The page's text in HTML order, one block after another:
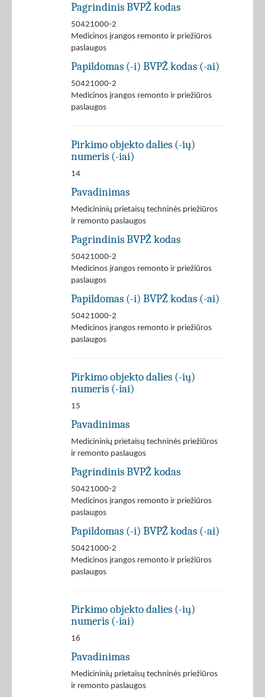
Pagrindinis BVPŽ kodas
50421000-2
Medicinos įrangos remonto ir priežiūros
paslaugos
Papildomas (-i) BVPŽ kodas (-ai)
50421000-2
Medicinos įrangos remonto ir priežiūros
paslaugos
Pirkimo objekto dalies (-ių)
numeris (-iai)
14
Pavadinimas
Medicininių prietaisų techninės priežiūros
ir remonto paslaugos
Pagrindinis BVPŽ kodas
50421000-2
Medicinos įrangos remonto ir priežiūros
paslaugos
Papildomas (-i) BVPŽ kodas (-ai)
50421000-2
Medicinos įrangos remonto ir priežiūros
paslaugos
Pirkimo objekto dalies (-ių)
numeris (-iai)
15
Pavadinimas
Medicininių prietaisų techninės priežiūros
ir remonto paslaugos
Pagrindinis BVPŽ kodas
50421000-2
Medicinos įrangos remonto ir priežiūros
paslaugos
Papildomas (-i) BVPŽ kodas (-ai)
50421000-2
Medicinos įrangos remonto ir priežiūros
paslaugos
Pirkimo objekto dalies (-ių)
numeris (-iai)
16
Pavadinimas
Medicininių prietaisų techninės priežiūros
ir remonto paslaugos